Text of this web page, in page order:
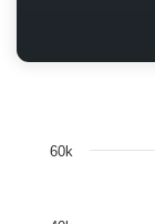
60k